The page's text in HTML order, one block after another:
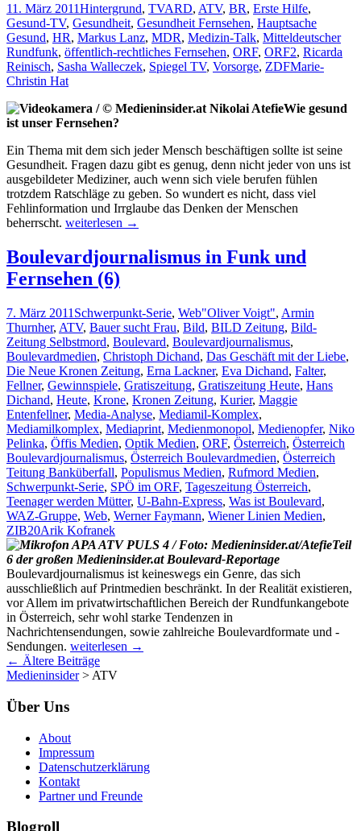
11. März 2011Hintergrund, TVARD, ATV, BR, Erste Hilfe,
Gesund-TV, Gesundheit, Gesundheit Fernsehen, Hauptsache
Gesund, HR, Markus Lanz, MDR, Medizin-Talk, Mitteldeutscher
Rundfunk, öffentlich-rechtliches Fernsehen, ORF, ORF2, Ricarda
Reinisch, Sasha Walleczek, Spiegel TV, Vorsorge, ZDFMarie-
Christin Hat
Wie gesund
ist unser Fernsehen?
Ein Thema mit dem sich jeder Mensch beschäftigen sollte ist seine
Gesundheit. Fragen dazu gibt es genug, denn nicht jeder von uns ist
ausgebildeter Mediziner, auch wenn sich viele berufen fühlen
trotzdem Ratschläge zu geben. So wundert es nicht, dass viel
Fehlinformation und Irrglaube das Denken der Menschen
beherrscht. Gesundheit
Quotenkiller?
weiterlesen →
Boulevardjournalismus in Funk und
Fernsehen (6)
7. März 2011 Schwerpunkt-Serie, Web"Oliver Voigt", Armin
Thurnher, ATV, Bauer sucht Frau, Bild, BILD Zeitung, Bild-
Zeitung Selbstmord, Boulevard, Boulevardjournalismus,
Boulevardmedien, Christoph Dichand, Das Geschäft mit der Liebe,
Die Neue Kronen Zeitung, Erna Lackner, Eva Dichand, Falter,
Fellner, Gewinnspiele, Gratiszeitung, Gratiszeitung Heute, Hans
Dichand, Heute, Krone, Kronen Zeitung, Kurier, Maggie
Entenfellner, Media-Analyse, Mediamil-Komplex,
Mediamilkomplex, Mediaprint, Medienmonopol, Medienopfer, Niko
Pelinka, Öffis Medien, Optik Medien, ORF, Österreich, Österreich
Boulevardjournalismus, Österreich Boulevardmedien, Österreich
Teitung Banküberfall, Populismus Medien, Rufmord Medien,
Schwerpunkt-Serie, SPÖ im ORF, Tageszeitung Österreich,
Teenager werden Mütter, U-Bahn-Express, Was ist Boulevard,
WAZ-Gruppe, Web, Werner Faymann, Wiener Linien Medien,
ZIB20Arik Kofranek
Teil
6 der großen Medieninsider.at Boulevard-Reportage
Boulevardjournalismus ist keineswegs ein Genre, das sich
ausschließlich auf Printmedien beschränkt. In der Realität existieren,
vor Allem im privatwirtschaftlichen Bereich der Rundfunkangebote
in Österreich, sehr wohl starke Tendenzen in
Nachrichtensendungen, sowie zahlreiche Boulevardformate und -
Sendungen. Boulevardjournalismus
in
Funk
weiterlesen →
Beitrags-
Navigation
← Ältere Beiträge
Medieninsider> ATV
Über Uns
About
Impressum
Datenschutzerklärung
Kontakt
Partner und Freunde
Blogroll